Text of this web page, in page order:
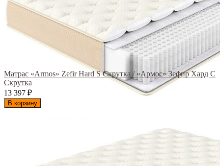
Матрас «Armos» Zefir Hard S Скрутка / «Армос» Зефир Хард С
Скрутка
13 397 ₽
В корзину